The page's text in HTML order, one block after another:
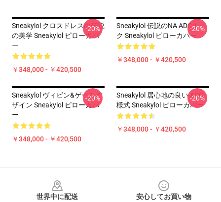
Sneakylol クロスドレスの伝説
の美学 Sneakylol ピローカバ
ー
￥348,000 - ￥420,500
-20%
Sneakylol 伝説のNA ADCルッ
ク Sneakylol ピローカバー
￥348,000 - ￥420,500
-20%
Sneakylol ヴィビン&ゲームデ
ザイン Sneakylol ピローカバ
ー
￥348,000 - ￥420,500
-20%
Sneakylol 居心地の良い ADC
様式 Sneakylol ピローカバー
￥348,000 - ￥420,500
-20%
世界中に配送
安心してお買い物